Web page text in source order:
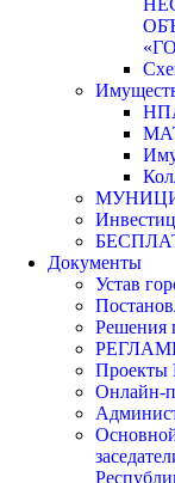
Документы
Устав
Решения
Онлайн-